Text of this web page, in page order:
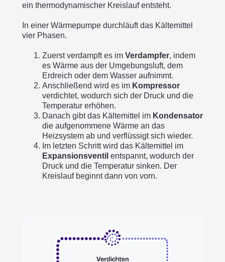
ein thermodynamischer Kreislauf entsteht.
In einer Wärmepumpe durchläuft das Kältemittel
vier Phasen.
Zuerst verdampft es im Verdampfer, indem
es Wärme aus der Umgebungsluft, dem
Erdreich oder dem Wasser aufnimmt.
Anschließend wird es im Kompressor
verdichtet, wodurch sich der Druck und die
Temperatur erhöhen.
Danach gibt das Kältemittel im Kondensator
die aufgenommene Wärme an das
Heizsystem ab und verflüssigt sich wieder.
Im letzten Schritt wird das Kältemittel im
Expansionsventil entspannt, wodurch der
Druck und die Temperatur sinken. Der
Kreislauf beginnt dann von vorn.